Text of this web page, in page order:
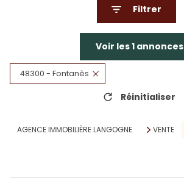
Filtrer
Voir les1 annonces
48300 - Fontanès
Réinitialiser
AGENCE IMMOBILIÈRE LANGOGNE VENTE